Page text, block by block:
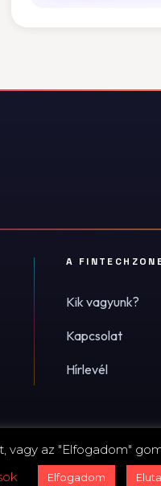
A
Kik vagyunk?
Kapcsolat
Hírlevél
Impresszum · Adatvédelmi
az "Elfogadom"
Elfogadom